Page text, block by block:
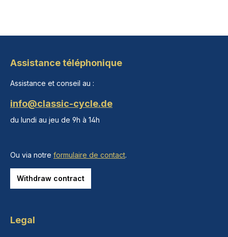
Assistance téléphonique
Assistance et conseil au :
info@classic-cycle.de
du lundi au jeu de 9h à 14h
Ou via notre formulaire de contact.
Withdraw contract
Legal